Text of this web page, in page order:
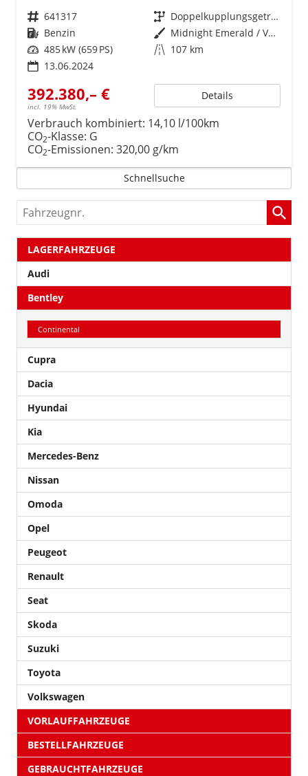
Fahrzeugnr. 641317 Getriebe
Doppelkupplungsgetriebe (DSG)
Kraftstoff Benzin Außenfarbe
Midnight Emerald / Verdeck Schwarz
Leistung 485 kW (659 PS) Kilometerstand 107 km
13.06.2024
392.380,– €
incl. 19% MwSt.
Details
Verbrauch kombiniert: 14,10 l/100km
CO2-Klasse: G
CO2-Emissionen: 320,00 g/km
Schnellsuche
Fahrzeugnr.
LAGERFAHRZEUGE
Audi
Bentley
Continental
Cupra
Dacia
Hyundai
Kia
Mercedes-Benz
Nissan
Omoda
Opel
Peugeot
Renault
Seat
Skoda
Suzuki
Toyota
Volkswagen
VORLAUFFAHRZEUGE
BESTELLFAHRZEUGE
GEBRAUCHTFAHRZEUGE